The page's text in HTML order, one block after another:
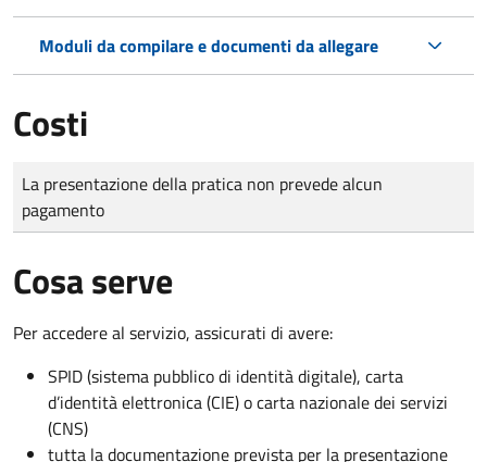
Moduli da compilare e documenti da allegare
Costi
Tipo di pagamento
Importo
La presentazione della pratica non prevede alcun
pagamento
Cosa serve
Per accedere al servizio, assicurati di avere:
SPID (sistema pubblico di identità digitale), carta
d’identità elettronica (CIE) o carta nazionale dei servizi
(CNS)
tutta la documentazione prevista per la presentazione